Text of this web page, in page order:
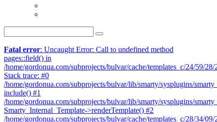
Fatal error: Uncaught Error: Call to undefined method
pages::field() in
/home/gordonua.com/subprojects/bulvar/cache/templates_c/24/59/
Stack trace: #0
/home/gordonua.com/subprojects/bulvar/lib/smarty/sysplugins/
include() #1
/home/gordonua.com/subprojects/bulvar/lib/smarty/sysplugins/
Smarty_Internal_Template->renderTemplate() #2
/home/gordonua.com/subprojects/bulvar/cache/templates_c/28/34/